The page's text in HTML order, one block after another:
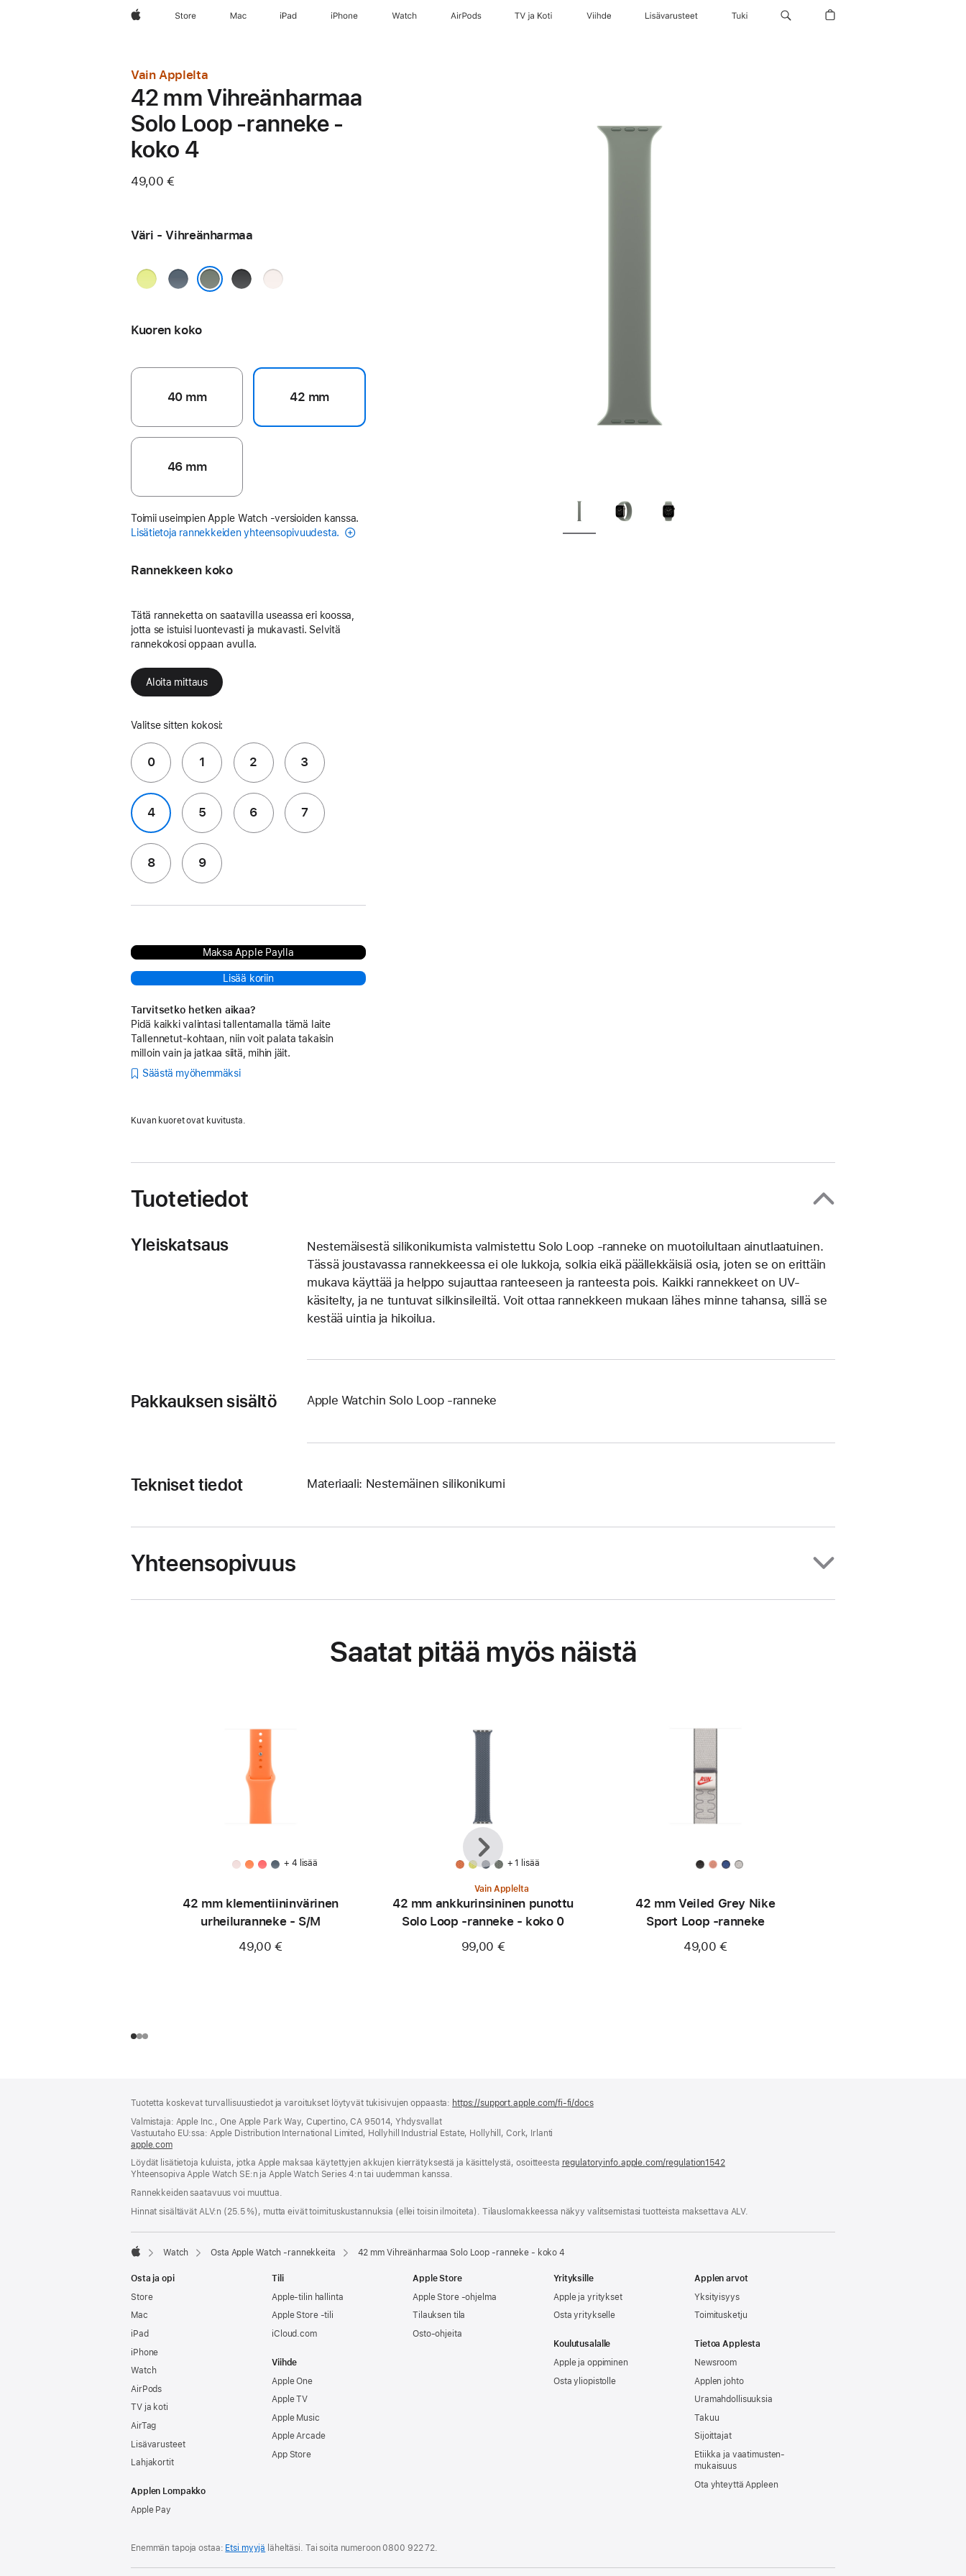
Apple Store Mac iPad iPhone Watch AirPods TV ja Koti Viihde Lisävarusteet Tuki
Vain Applelta
42 mm Vihreänharmaa
Solo Loop ‑ranneke -
koko 4
49,00 €
Väri - Vihreänharmaa
Neonkeltainen
Ankkurinsininen
MustaPunan­
Kuoren koko
40 mm 42 mm
46 mm
Toimii useimpien Apple Watch ‑versioiden kanssa.
Lisätietoja rannekkeiden yhteensopivuudesta.
Rannekkeen koko
Tätä ranneketta on saatavilla useassa eri koossa,
jotta se istuisi luontevasti ja mukavasti. Selvitä
rannekokosi oppaan avulla.
Aloita mittaus
Valitse sitten kokosi:
0 1 2 3
4 5 6 7
8 9
Maksa Apple Paylla
Lisää koriin
Tarvitsetko hetken aikaa?
Pidä kaikki valintasi tallentamalla tämä laite
Tallennetut-kohtaan, niin voit palata takaisin
milloin vain ja jatkaa siitä, mihin jäit.
Säästä myöhemmäksi
Kuvan kuoret ovat kuvitusta.
Tuotetiedot
Yleiskatsaus
Nestemäisestä silikoni­kumista valmistettu Solo Loop ‑ranneke on muotoilultaan ainut­laatuinen.
Tässä joustavassa rannek­keessa ei ole lukkoja, solkia eikä päällek­käisiä osia, joten se on erittäin
mukava käyttää ja helppo sujauttaa ranteeseen ja ranteesta pois. Kaikki rannekkeet on UV-
käsitelty, ja ne tuntuvat silkinsileiltä. Voit ottaa rannekkeen mukaan lähes minne tahansa, sillä se
kestää uintia ja hikoilua.
Pakkauksen sisältö Apple Watchin Solo Loop ‑ranneke
Tekniset tiedot Materiaali: Nestemäinen silikonikumi
Yhteensopivuus
Saatat pitää myös näistä
+ 4 lisää
42 mm klementiinin­värinen
urheiluranneke - S/M
49,00 €
+ 1 lisää
Vain Applelta
42 mm ankkurinsininen punottu
Solo Loop ‑ranneke - koko 0
99,00 €
42 mm Veiled Grey Nike
Sport Loop ‑ranneke
49,00 €
Edellinen
Seuraava
Tuotetta koskevat turvallisuustiedot ja varoitukset löytyvät tukisivujen oppaasta: https://support.apple.com/fi-fi/docs(avautuu
Valmistaja: Apple Inc., One Apple Park Way, Cupertino, CA 95014, Yhdysvallat
Vastuutaho EU:ssa: Apple Distribution International Limited, Hollyhill Industrial Estate, Hollyhill, Cork, Irlanti
apple.com(avautuu
uuteen
ikkunaan)
Löydät lisätietoja kuluista, jotka Apple maksaa käytettyjen akkujen kierrätyksestä ja käsittelystä, osoitteesta regulatoryinfo.apple.com/regulation1542(avautuu
Yhteensopiva Apple Watch SE:n ja Apple Watch Series 4:n tai uudemman kanssa.
Rannekkeiden saatavuus voi muuttua.
Hinnat sisältävät ALV:n (25.5 %), mutta eivät toimitus­kustannuksia (ellei toisin ilmoiteta). Tilauslomakkeessa näkyy valitsemistasi tuotteista maksettava ALV.
Watch Osta Apple Watch ‑rannekkeita 42 mm Vihreänharmaa Solo Loop ‑ranneke - koko 4
Osta ja opi
Store
Mac
iPad
iPhone
Watch
AirPods
TV ja koti
AirTag
Lisävarusteet
Lahjakortit
Applen Lompakko
Apple Pay
Tili
Apple-tilin hallinta
Apple Store -tili
iCloud.com
Viihde
Apple One
Apple TV
Apple Music
Apple Arcade
App Store
Apple Store
Apple Store -ohjelma
Tilauksen tila
Osto-ohjeita
Yrityksille
Apple ja yritykset
Osta yritykselle
Koulutusalalle
Apple ja oppiminen
Osta yliopistolle
Applen arvot
Yksityisyys
Toimitusketju
Tietoa Applesta
Newsroom
Applen johto
Uramahdollisuuksia
Takuu
Sijoittajat
Etiikka ja vaatimusten­
mukaisuus
Ota yhteyttä Appleen
Enemmän tapoja ostaa: Etsi myyjä läheltäsi. Tai soita numeroon0800 922 72